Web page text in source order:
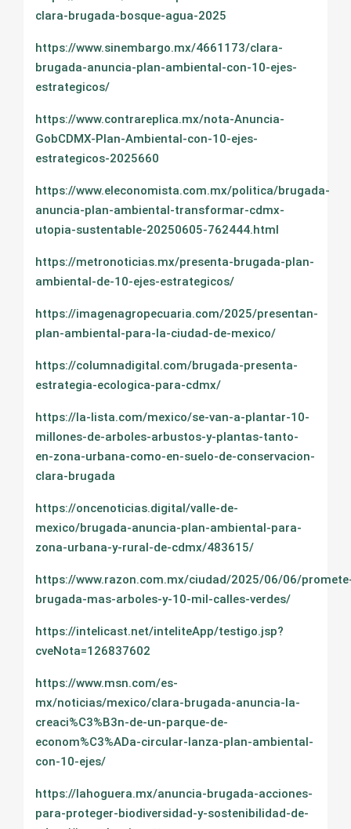
clara-brugada-bosque-agua-2025
https://www.sinembargo.mx/4661173/clara-
brugada-anuncia-plan-ambiental-con-10-ejes-
estrategicos/
https://www.contrareplica.mx/nota-Anuncia-
GobCDMX-Plan-Ambiental-con-10-ejes-
estrategicos-2025660
https://www.eleconomista.com.mx/politica/brugada-
anuncia-plan-ambiental-transformar-cdmx-
utopia-sustentable-20250605-762444.html
https://metronoticias.mx/presenta-brugada-plan-
ambiental-de-10-ejes-estrategicos/
https://imagenagropecuaria.com/2025/presentan-
plan-ambiental-para-la-ciudad-de-mexico/
https://columnadigital.com/brugada-presenta-
estrategia-ecologica-para-cdmx/
https://la-lista.com/mexico/se-van-a-plantar-10-
millones-de-arboles-arbustos-y-plantas-tanto-
en-zona-urbana-como-en-suelo-de-conservacion-
clara-brugada
https://oncenoticias.digital/valle-de-
mexico/brugada-anuncia-plan-ambiental-para-
zona-urbana-y-rural-de-cdmx/483615/
https://www.razon.com.mx/ciudad/2025/06/06/
brugada-mas-arboles-y-10-mil-calles-verdes/
https://intelicast.net/inteliteApp/testigo.jsp?
cveNota=126837602
https://www.msn.com/es-
mx/noticias/mexico/clara-brugada-anuncia-la-
creaci%C3%B3n-de-un-parque-de-
econom%C3%ADa-circular-lanza-plan-ambiental-
con-10-ejes/
https://lahoguera.mx/anuncia-brugada-acciones-
para-proteger-biodiversidad-y-sostenibilidad-de-